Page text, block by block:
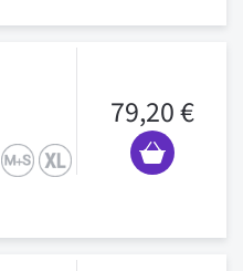
79,20 €